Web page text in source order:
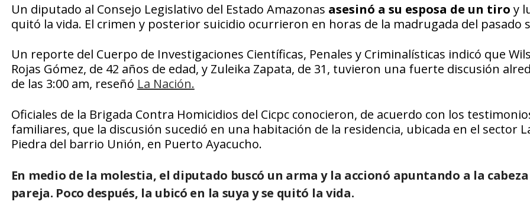
Un diputado al Consejo Legislativo del Estado Amazonas asesinó a su esposa de un tiro y
quitó la vida. El crimen y posterior suicidio ocurrieron en horas de la madrugada del pasado
Un reporte del Cuerpo de Investigaciones Científicas, Penales y Criminalísticas indicó que
Rojas Gómez, de 42 años de edad, y Zuleika Zapata, de 31, tuvieron una fuerte discusión
de las 3:00 am, reseñó La Nación.
Oficiales de la Brigada Contra Homicidios del Cicpc conocieron, de acuerdo con los
familiares, que la discusión sucedió en una habitación de la residencia, ubicada en el sector
Piedra del barrio Unión, en Puerto Ayacucho.
En medio de la molestia, el diputado buscó un arma y la accionó apuntando a la cabeza
pareja. Poco después, la ubicó en la suya y se quitó la vida.